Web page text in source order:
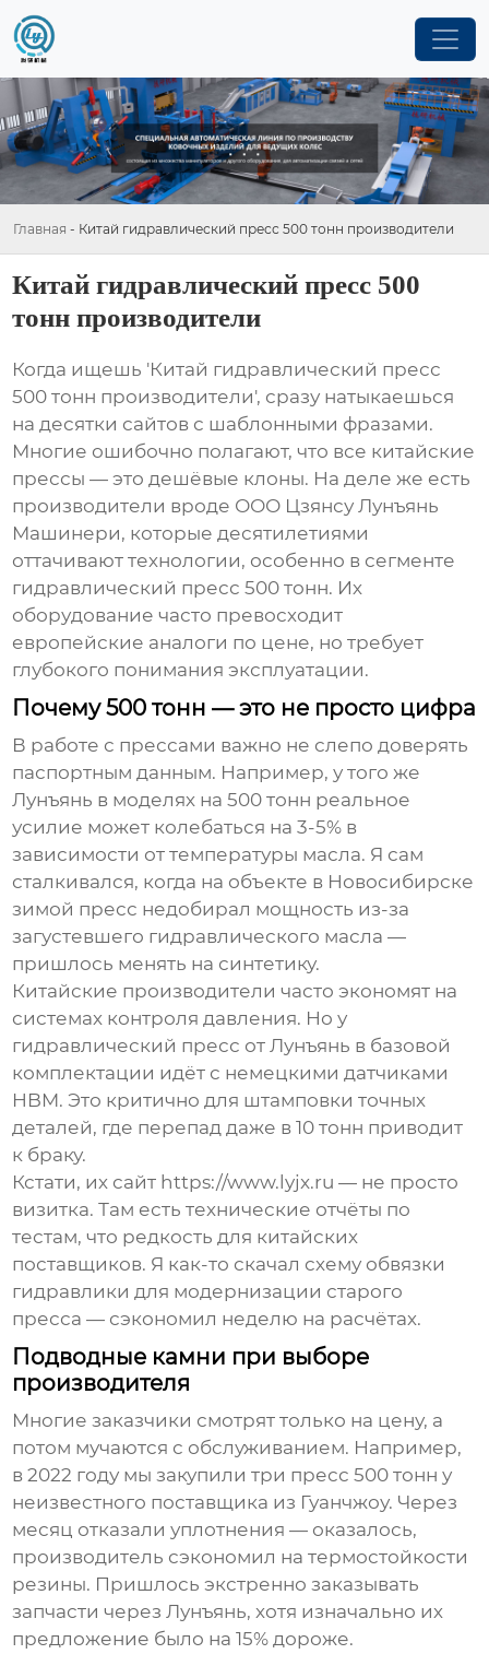
Главная - Китай гидравлический пресс 500 тонн производители
Китай гидравлический пресс 500
тонн производители
Когда ищешь 'Китай гидравлический пресс
500 тонн производители', сразу натыкаешься
на десятки сайтов с шаблонными фразами.
Многие ошибочно полагают, что все китайские
прессы — это дешёвые клоны. На деле же есть
производители вроде ООО Цзянсу Лунъянь
Машинери, которые десятилетиями
оттачивают технологии, особенно в сегменте
гидравлический пресс 500 тонн. Их
оборудование часто превосходит
европейские аналоги по цене, но требует
глубокого понимания эксплуатации.
Почему 500 тонн — это не просто цифра
В работе с прессами важно не слепо доверять
паспортным данным. Например, у того же
Лунъянь в моделях на 500 тонн реальное
усилие может колебаться на 3-5% в
зависимости от температуры масла. Я сам
сталкивался, когда на объекте в Новосибирске
зимой пресс недобирал мощность из-за
загустевшего гидравлического масла —
пришлось менять на синтетику.
Китайские производители часто экономят на
системах контроля давления. Но у
гидравлический пресс от Лунъянь в базовой
комплектации идёт с немецкими датчиками
HBM. Это критично для штамповки точных
деталей, где перепад даже в 10 тонн приводит
к браку.
Кстати, их сайт https://www.lyjx.ru — не просто
визитка. Там есть технические отчёты по
тестам, что редкость для китайских
поставщиков. Я как-то скачал схему обвязки
гидравлики для модернизации старого
пресса — сэкономил неделю на расчётах.
Подводные камни при выборе
производителя
Многие заказчики смотрят только на цену, а
потом мучаются с обслуживанием. Например,
в 2022 году мы закупили три пресс 500 тонн у
неизвестного поставщика из Гуанчжоу. Через
месяц отказали уплотнения — оказалось,
производитель сэкономил на термостойкости
резины. Пришлось экстренно заказывать
запчасти через Лунъянь, хотя изначально их
предложение было на 15% дороже.